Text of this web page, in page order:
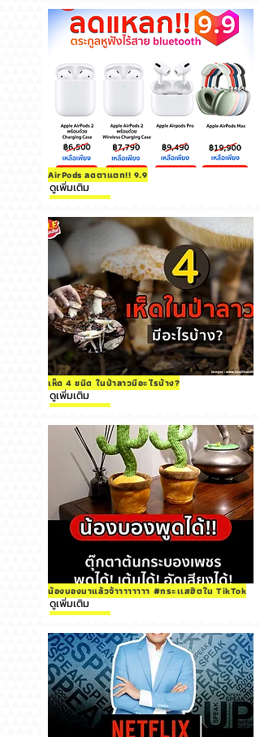
AirPods ลดตาแตก!! 9.9
ดูเพิ่มเติม
เห็ด 4 ชนิด ในป่าลาวมีอะไรบ้าง?
ดูเพิ่มเติม
น้องบองมาแล้วจ้าาาาาาาา #กระเเสฮิตใน TikTok
ดูเพิ่มเติม